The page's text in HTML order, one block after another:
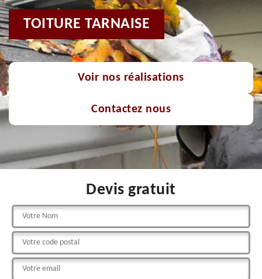
TOITURE TARNAISE
Voir nos réalisations
Contactez nous
Devis gratuit